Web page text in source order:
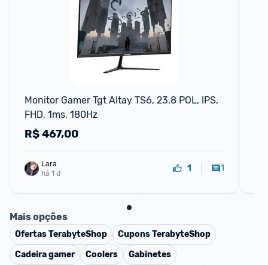
Monitor Gamer Tgt Altay TS6, 23.8 POL, IPS,
FHD, 1ms, 180Hz
R$467,00
Lara
há 1 d
1 1
Mais opções
OfertasTerabyteShop CuponsTerabyteShop
Cadeira gamer
Coolers
Gabinetes